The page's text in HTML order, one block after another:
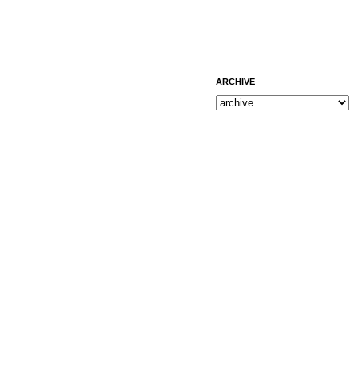
ARCHIVE